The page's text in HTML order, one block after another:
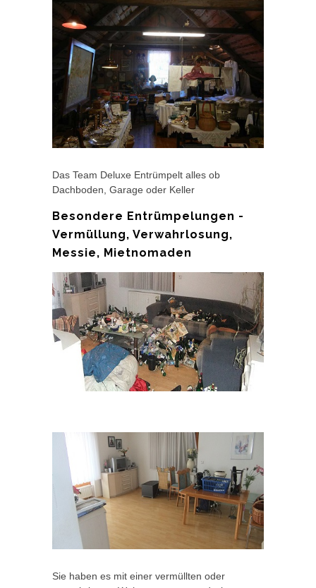
Das Team Deluxe Entrümpelt alles ob
Dachboden, Garage oder Keller
Besondere Entrümpelungen -
Vermüllung, Verwahrlosung,
Messie, Mietnomaden
Sie haben es mit einer vermüllten oder